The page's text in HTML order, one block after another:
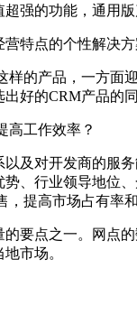
强的功能，通用
特点的个性解决
样的产品，一方面
好的CRM产品的
及对开发商的服
、行业领导地位
提高市场占有率
要点之一。网点
市场。